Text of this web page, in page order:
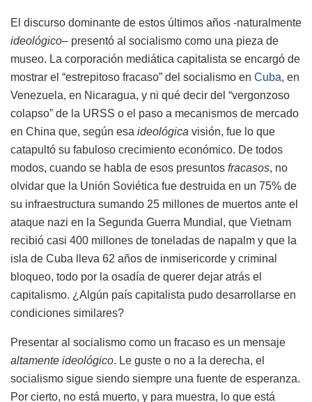
El discurso dominante de estos últimos años -naturalmente
ideológico– presentó al socialismo como una pieza de
museo. La corporación mediática capitalista se encargó de
mostrar el “estrepitoso fracaso” del socialismo en Cuba, en
Venezuela, en Nicaragua, y ni qué decir del “vergonzoso
colapso” de la URSS o el paso a mecanismos de mercado
en China que, según esa ideológica visión, fue lo que
catapultó su fabuloso crecimiento económico. De todos
modos, cuando se habla de esos presuntos fracasos, no
olvidar que la Unión Soviética fue destruida en un 75% de
su infraestructura sumando 25 millones de muertos ante el
ataque nazi en la Segunda Guerra Mundial, que Vietnam
recibió casi 400 millones de toneladas de napalm y que la
isla de Cuba lleva 62 años de inmisericorde y criminal
bloqueo, todo por la osadía de querer dejar atrás el
capitalismo. ¿Algún país capitalista pudo desarrollarse en
condiciones similares?
Presentar al socialismo como un fracaso es un mensaje
altamente ideológico. Le guste o no a la derecha, el
socialismo sigue siendo siempre una fuente de esperanza.
Por cierto, no está muerto, y para muestra, lo que está